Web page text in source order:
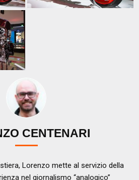
CENTENARI
Lorenzo mette al servizio della
nel giornalismo “analogico”